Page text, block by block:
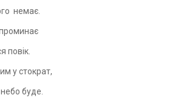
немає.
повік.
у стократ,
буде.